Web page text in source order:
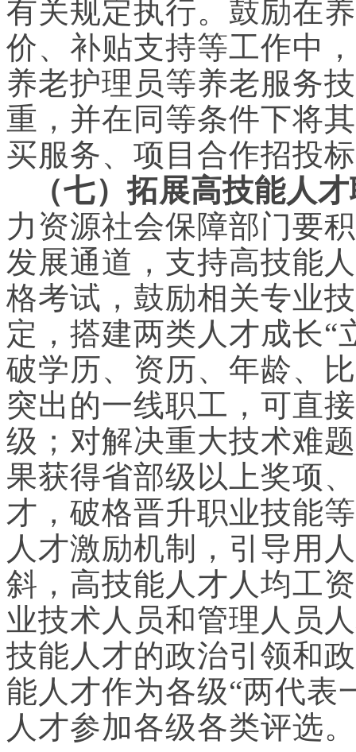
有关规定执行。鼓励在
价、补贴支持等工作中
养老护理员等养老服务
重，并在同等条件下将
买服务、项目合作招投
（七）拓展高技能人
力资源社会保障部门要
发展通道，支持高技能
格考试，鼓励相关专业
定，搭建两类人才成长“
破学历、资历、年龄、
突出的一线职工，可直
级；对解决重大技术难
果获得省部级以上奖项
才，破格晋升职业技能
人才激励机制，引导用
斜，高技能人才人均工
业技术人员和管理人员
技能人才的政治引领和
能人才作为各级“两代表
人才参加各级各类评选。